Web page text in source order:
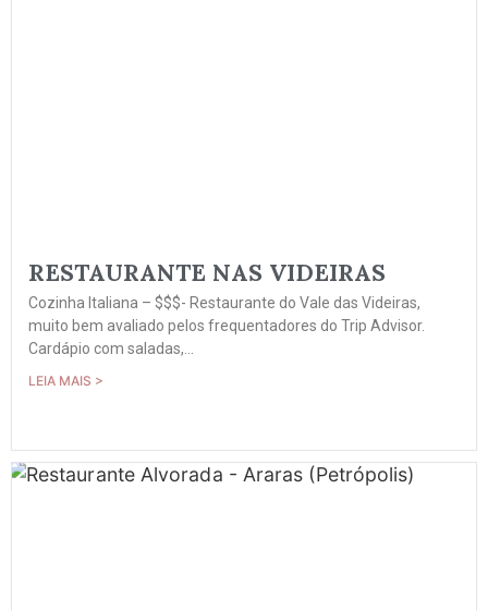
RESTAURANTE NAS VIDEIRAS
Cozinha Italiana – $$$- Restaurante do Vale das Videiras,
muito bem avaliado pelos frequentadores do Trip Advisor.
Cardápio com saladas,...
LEIA MAIS >